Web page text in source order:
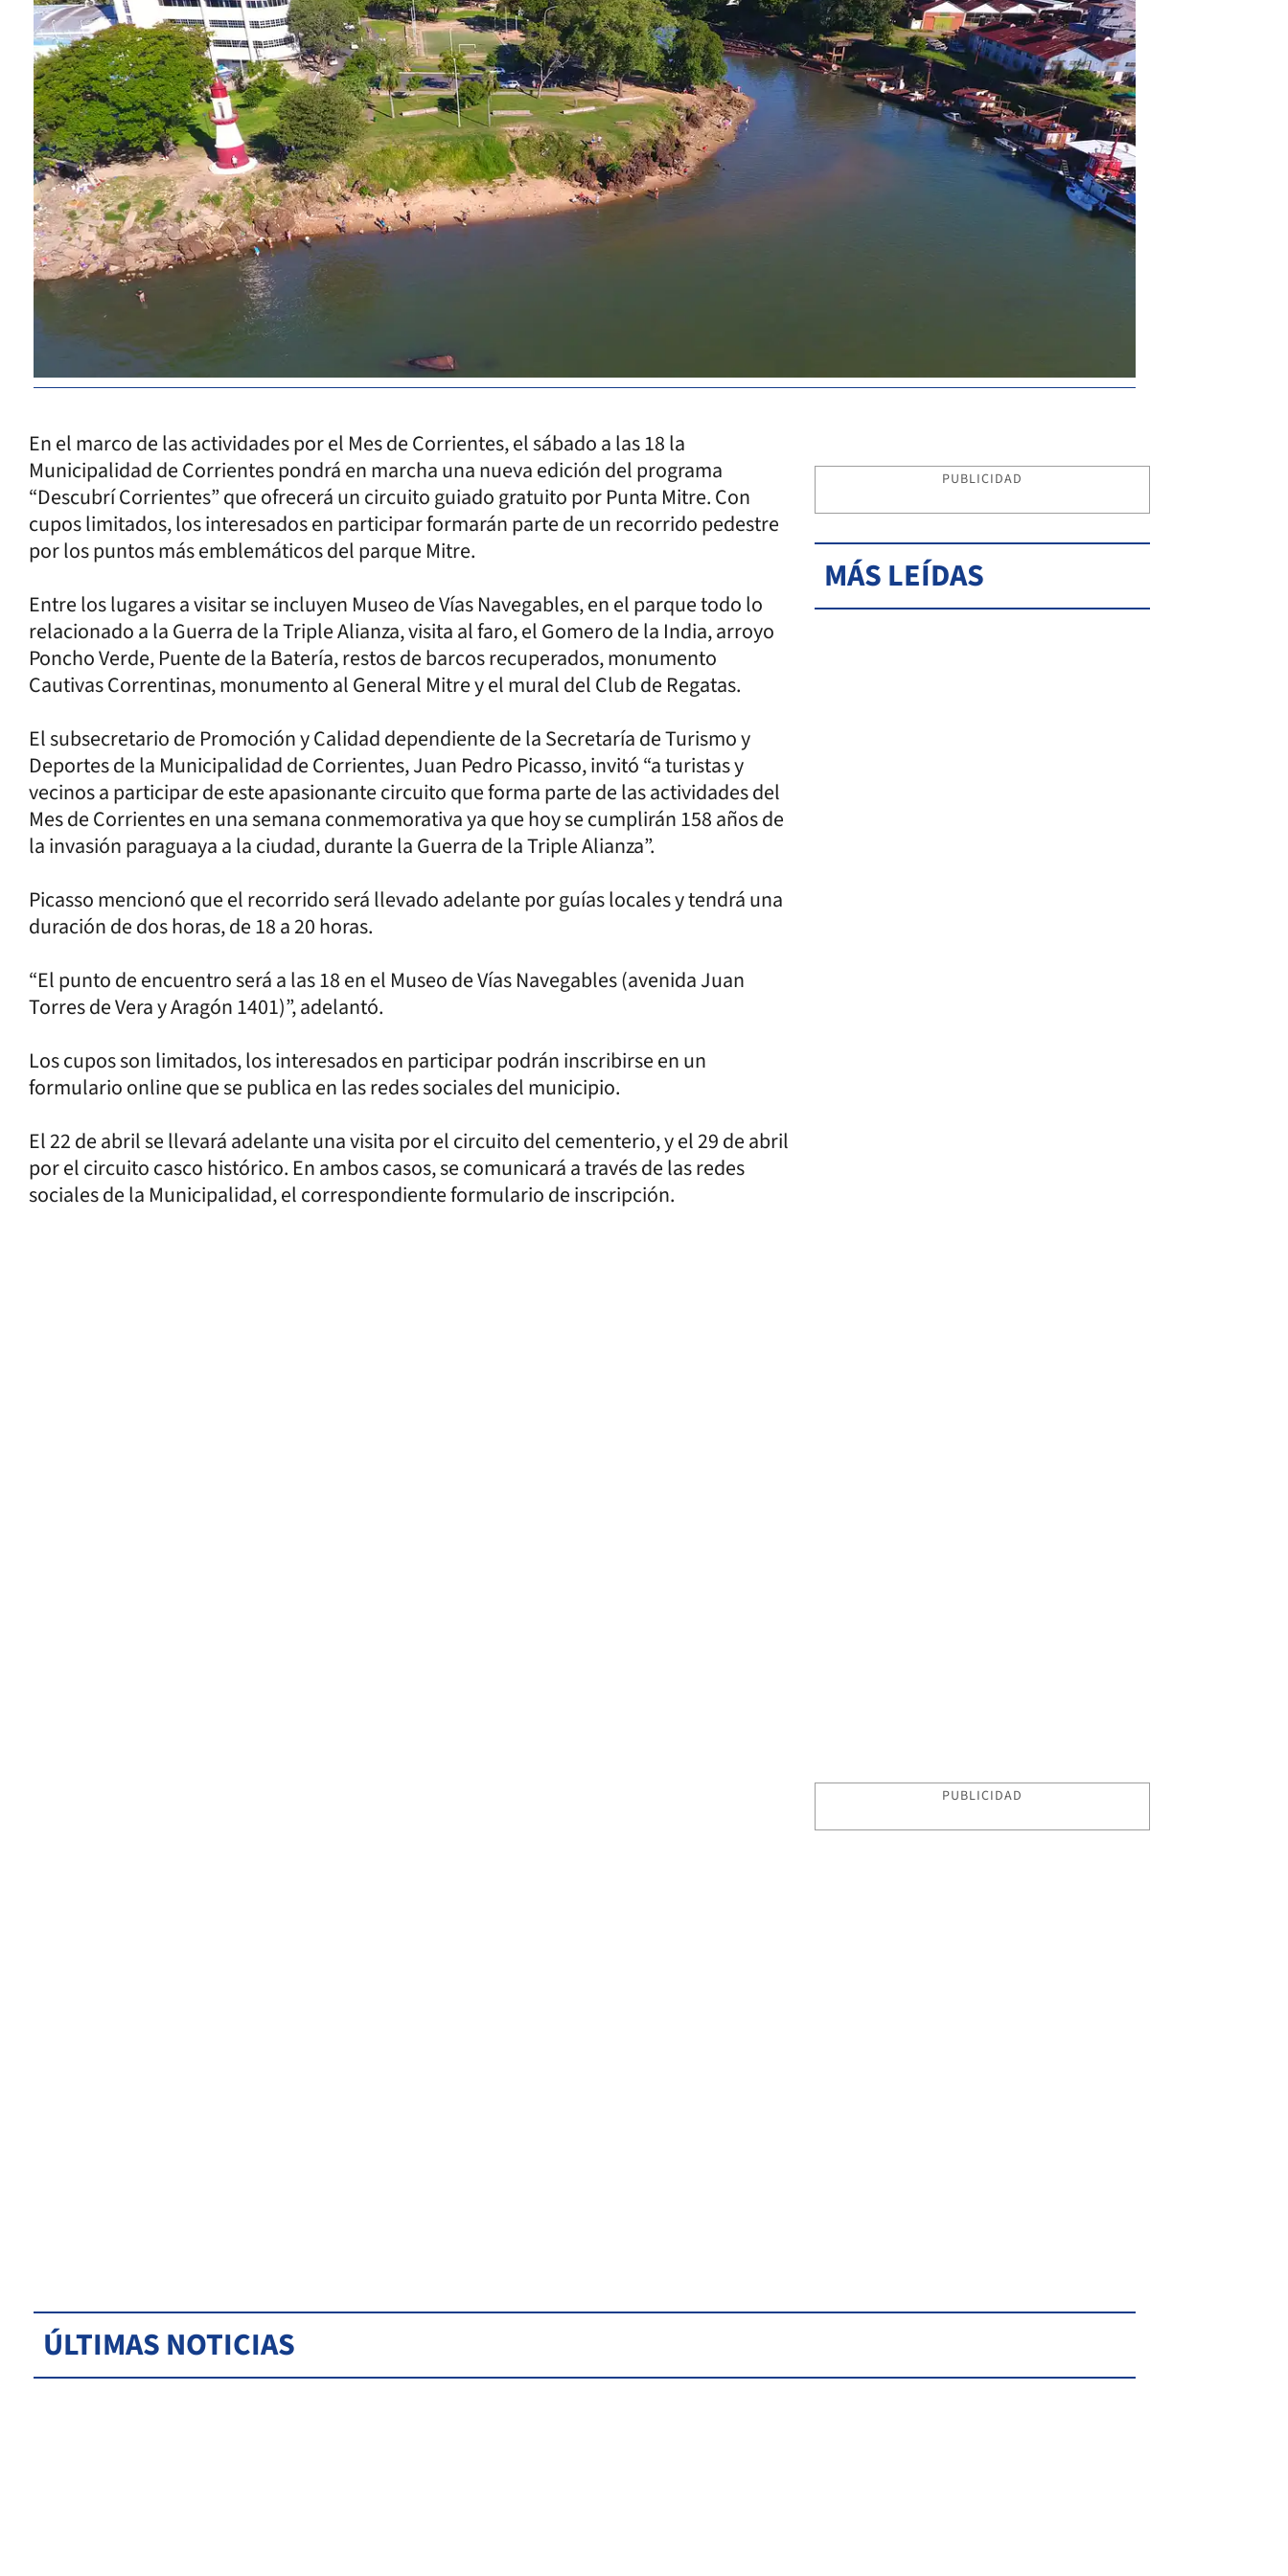
En el marco de las actividades por el Mes de Corrientes, el sábado a las 18 la
Municipalidad de Corrientes pondrá en marcha una nueva edición del programa
“Descubrí Corrientes” que ofrecerá un circuito guiado gratuito por Punta Mitre. Con
cupos limitados, los interesados en participar formarán parte de un recorrido pedestre
por los puntos más emblemáticos del parque Mitre.
Entre los lugares a visitar se incluyen Museo de Vías Navegables, en el parque todo lo
relacionado a la Guerra de la Triple Alianza, visita al faro, el Gomero de la India, arroyo
Poncho Verde, Puente de la Batería, restos de barcos recuperados, monumento
Cautivas Correntinas, monumento al General Mitre y el mural del Club de Regatas.
El subsecretario de Promoción y Calidad dependiente de la Secretaría de Turismo y
Deportes de la Municipalidad de Corrientes, Juan Pedro Picasso, invitó “a turistas y
vecinos a participar de este apasionante circuito que forma parte de las actividades del
Mes de Corrientes en una semana conmemorativa ya que hoy se cumplirán 158 años de
la invasión paraguaya a la ciudad, durante la Guerra de la Triple Alianza”.
Picasso mencionó que el recorrido será llevado adelante por guías locales y tendrá una
duración de dos horas, de 18 a 20 horas.
“El punto de encuentro será a las 18 en el Museo de Vías Navegables (avenida Juan
Torres de Vera y Aragón 1401)”, adelantó.
Los cupos son limitados, los interesados en participar podrán inscribirse en un
formulario online que se publica en las redes sociales del municipio.
El 22 de abril se llevará adelante una visita por el circuito del cementerio, y el 29 de abril
por el circuito casco histórico. En ambos casos, se comunicará a través de las redes
sociales de la Municipalidad, el correspondiente formulario de inscripción.
PUBLICIDAD
MÁS LEÍDAS
PUBLICIDAD
ÚLTIMAS NOTICIAS